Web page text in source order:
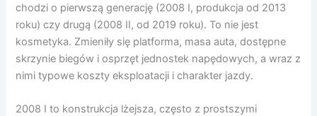
chodzi o pierwszą generację (2008 I, produkcja od 2013
roku) czy drugą (2008 II, od 2019 roku). To nie jest
kosmetyka. Zmieniły się platforma, masa auta, dostępne
skrzynie biegów i osprzęt jednostek napędowych, a wraz z
nimi typowe koszty eksploatacji i charakter jazdy.
2008 I to konstrukcja lżejsza, często z prostszymi